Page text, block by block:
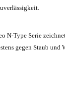
N-Type Serie
gegen Staub und